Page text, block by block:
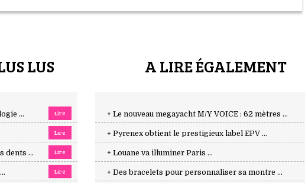
LUS
... Lire
Lire
dents ... Lire
Lire
A LIRE ÉGALEMENT
+ Le nouveau megayacht M/Y VOICE : 62 mètres ...
+ Pyrenex obtient le prestigieux label EPV ...
+ Louane va illuminer Paris ...
+ Des bracelets pour personnaliser sa montre ...